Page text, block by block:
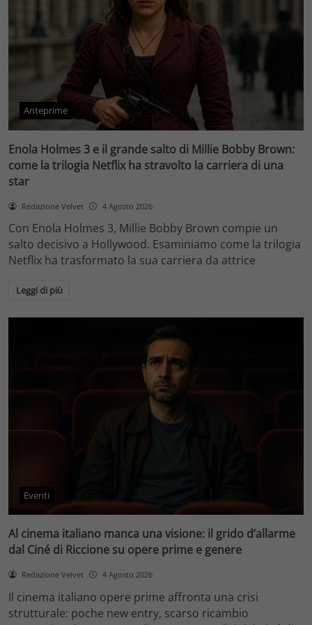
Anteprime
Enola Holmes 3 e il grande salto di Millie Bobby Brown:
come la trilogia Netflix ha stravolto la carriera di una
star
Redazione Velvet 4 Agosto 2026
Con Enola Holmes 3, Millie Bobby Brown compie un
salto decisivo a Hollywood. Esaminiamo come la trilogia
Netflix ha trasformato la sua carriera da attrice
Leggi di più
Eventi
Al cinema italiano manca una visione: il grido d’allarme
dal Ciné di Riccione su opere prime e genere
Redazione Velvet 4 Agosto 2026
Il cinema italiano opere prime affronta una crisi
strutturale: poche new entry, scarso ricambio